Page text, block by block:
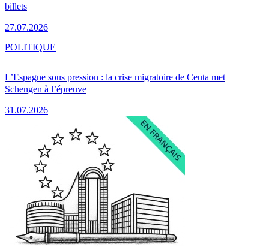
billets
27.07.2026
L’Espagne sous pression : la crise migratoire de Ceuta met
Schengen à l’épreuve
31.07.2026
POLITIQUE